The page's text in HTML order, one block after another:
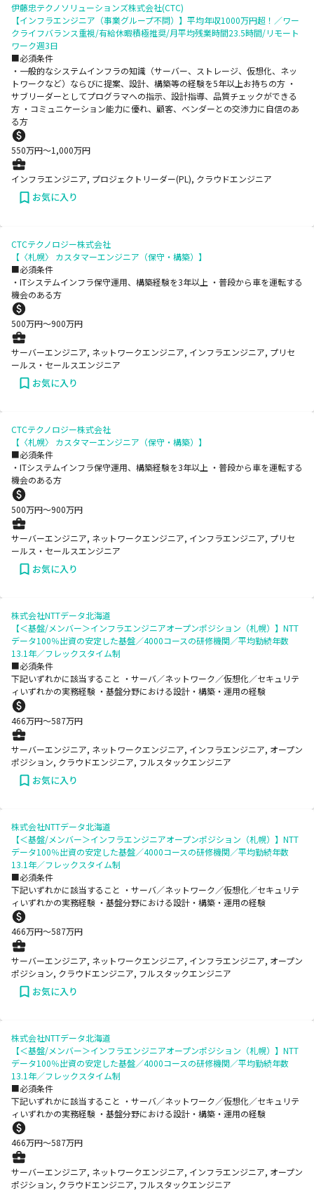
伊藤忠テクノソリューションズ株式会社(CTC)
【インフラエンジニア（事業グループ不問）】平均年収1000万円超！／ワー
クライフバランス重視/有給休暇積極推奨/月平均残業時間23.5時間/リモート
ワーク週3日
■必須条件
・一般的なシステムインフラの知識（サーバー、ストレージ、仮想化、ネッ
トワークなど）ならびに提案、設計、構築等の経験を5年以上お持ちの方 ・
サブリーダーとしてプログラマへの指示、設計指導、品質チェックができる
方 ・コミュニケーション能力に優れ、顧客、ベンダーとの交渉力に自信のあ
る方
550万円〜1,000万円
インフラエンジニア, プロジェクトリーダー(PL), クラウドエンジニア
お気に入り
CTCテクノロジー株式会社
【〈札幌〉 カスタマーエンジニア（保守・構築）】
■必須条件
・ITシステムインフラ保守運用、構築経験を3年以上 ・普段から車を運転する
機会のある方
500万円〜900万円
サーバーエンジニア, ネットワークエンジニア, インフラエンジニア, プリセ
ールス・セールスエンジニア
お気に入り
CTCテクノロジー株式会社
【〈札幌〉 カスタマーエンジニア（保守・構築）】
■必須条件
・ITシステムインフラ保守運用、構築経験を3年以上 ・普段から車を運転する
機会のある方
500万円〜900万円
サーバーエンジニア, ネットワークエンジニア, インフラエンジニア, プリセ
ールス・セールスエンジニア
お気に入り
株式会社NTTデータ北海道
【＜基盤/メンバー＞インフラエンジニアオープンポジション（札幌）】NTT
データ100％出資の安定した基盤／4000コースの研修機関／平均勤続年数
13.1年／フレックスタイム制
■必須条件
下記いずれかに該当すること ・サーバ／ネットワーク／仮想化／セキュリテ
ィいずれかの実務経験 ・基盤分野における設計・構築・運用の経験
466万円〜587万円
サーバーエンジニア, ネットワークエンジニア, インフラエンジニア, オープン
ポジション, クラウドエンジニア, フルスタックエンジニア
お気に入り
株式会社NTTデータ北海道
【＜基盤/メンバー＞インフラエンジニアオープンポジション（札幌）】NTT
データ100％出資の安定した基盤／4000コースの研修機関／平均勤続年数
13.1年／フレックスタイム制
■必須条件
下記いずれかに該当すること ・サーバ／ネットワーク／仮想化／セキュリテ
ィいずれかの実務経験 ・基盤分野における設計・構築・運用の経験
466万円〜587万円
サーバーエンジニア, ネットワークエンジニア, インフラエンジニア, オープン
ポジション, クラウドエンジニア, フルスタックエンジニア
お気に入り
株式会社NTTデータ北海道
【＜基盤/メンバー＞インフラエンジニアオープンポジション（札幌）】NTT
データ100％出資の安定した基盤／4000コースの研修機関／平均勤続年数
13.1年／フレックスタイム制
■必須条件
下記いずれかに該当すること ・サーバ／ネットワーク／仮想化／セキュリテ
ィいずれかの実務経験 ・基盤分野における設計・構築・運用の経験
466万円〜587万円
サーバーエンジニア, ネットワークエンジニア, インフラエンジニア, オープン
ポジション, クラウドエンジニア, フルスタックエンジニア